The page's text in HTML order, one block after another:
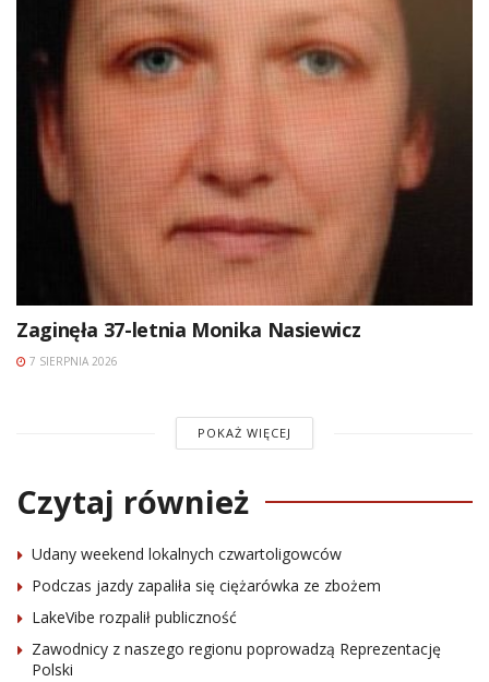
Zaginęła 37-letnia Monika Nasiewicz
7 SIERPNIA 2026
POKAŻ WIĘCEJ
Czytaj również
Udany weekend lokalnych czwartoligowców
Podczas jazdy zapaliła się ciężarówka ze zbożem
LakeVibe rozpalił publiczność
Zawodnicy z naszego regionu poprowadzą Reprezentację
Polski